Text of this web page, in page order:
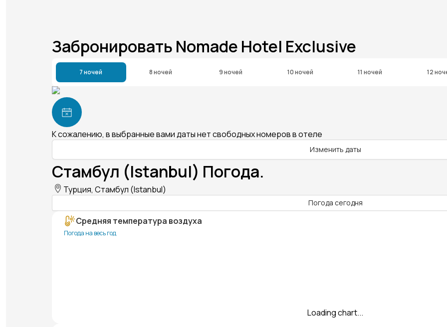
Забронировать Nomade Hotel Exclusive
7 ночей 8 ночей 9 ночей 10 ночей 11 ночей 12
К сожалению, в выбранные вами даты нет свободных номеров в отеле
Изменить даты
Стамбул (Istanbul) Погода.
Турция, Стамбул (Istanbul)
Погода сегодня
Средняя температура воздуха
Погода на весь год
Loading chart...